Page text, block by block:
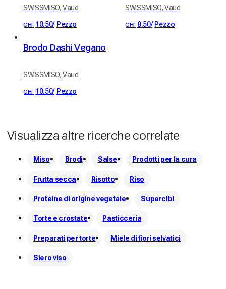
SWISSMISO, Vaud
CHF 10.50/ Pezzo
SWISSMISO, Vaud
CHF 8.50/ Pezzo
Brodo Dashi Vegano
SWISSMISO, Vaud
CHF 10.50/ Pezzo
Visualizza altre ricerche correlate
Miso Brodi Salse Prodotti per la cura
Frutta secca Risotto Riso
Proteine ​​di origine vegetale Supercibi
Torte e crostate Pasticceria
Preparati per torte Miele di fiori selvatici
Siero viso